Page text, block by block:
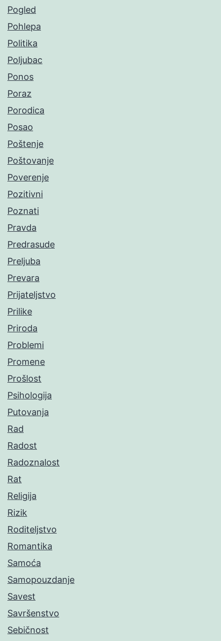
Pogled
Pohlepa
Politika
Poljubac
Ponos
Poraz
Porodica
Posao
Poštenje
Poštovanje
Poverenje
Pozitivni
Poznati
Pravda
Predrasude
Preljuba
Prevara
Prijateljstvo
Prilike
Priroda
Problemi
Promene
Prošlost
Psihologija
Putovanja
Rad
Radost
Radoznalost
Rat
Religija
Rizik
Roditeljstvo
Romantika
Samoća
Samopouzdanje
Savest
Savršenstvo
Sebičnost